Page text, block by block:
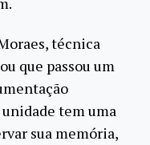
técnica
que passou um
tem uma
sua memória,